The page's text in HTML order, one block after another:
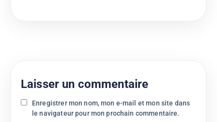
Laisser un commentaire
Enregistrer mon nom, mon e-mail et mon site dans
le navigateur pour mon prochain commentaire.